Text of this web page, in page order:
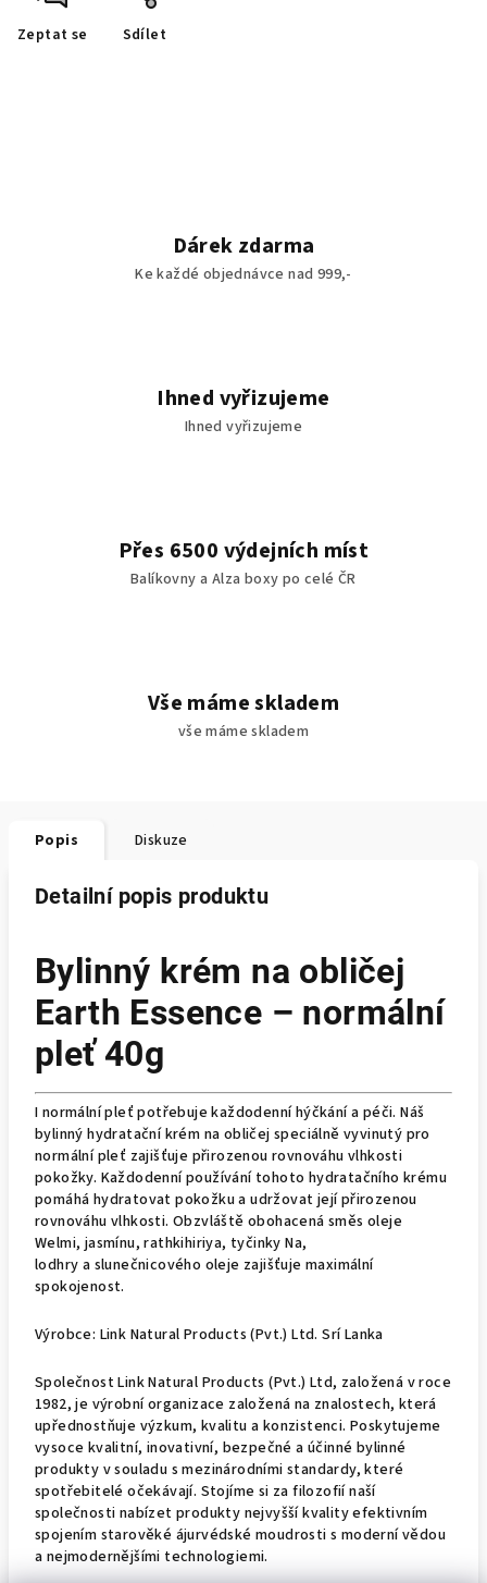
Zeptat se Sdílet
Dárek zdarma
Ke každé objednávce nad 999,-
Ihned vyřizujeme
Ihned vyřizujeme
Přes 6500 výdejních míst
Balíkovny a Alza boxy po celé ČR
Vše máme skladem
vše máme skladem
Popis Diskuze
Detailní popis produktu
Bylinný krém na obličej
Earth Essence – normální
pleť 40g
I normální pleť potřebuje každodenní hýčkání a péči. Náš
bylinný hydratační krém na obličej speciálně vyvinutý pro
normální pleť zajišťuje přirozenou rovnováhu vlhkosti
pokožky. Každodenní používání tohoto hydratačního krému
pomáhá hydratovat pokožku a udržovat její přirozenou
rovnováhu vlhkosti. Obzvláště obohacená směs oleje
Welmi,jasmínu,rathkihiriya, tyčinky Na,
lodhry a slunečnicového oleje zajišťuje maximální
spokojenost.
Výrobce: Link Natural Products (Pvt.) Ltd. Srí Lanka
Společnost Link Natural Products (Pvt.) Ltd, založená v roce
1982, je výrobní organizace založená na znalostech, která
upřednostňuje výzkum, kvalitu a konzistenci. Poskytujeme
vysoce kvalitní, inovativní, bezpečné a účinné bylinné
produkty v souladu s mezinárodními standardy, které
spotřebitelé očekávají. Stojíme si za filozofií naší
společnosti nabízet produkty nejvyšší kvality efektivním
spojením starověké ájurvédské moudrosti s moderní vědou
a nejmodernějšími technologiemi.